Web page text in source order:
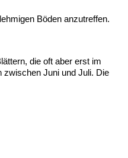
Böden anzutreffen.
die oft aber erst im
zwischen Juni und Juli. Die